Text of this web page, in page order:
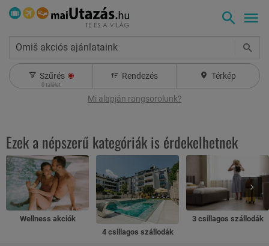
Omiš akciós ajánlataink
Szűrés
0találat
Rendezés Térkép
Mi alapján rangsorolunk?
Ezek a népszerű kategóriák is érdekelhetnek
Wellness akciók
4 csillagos szállodák
3 csillagos szállodák